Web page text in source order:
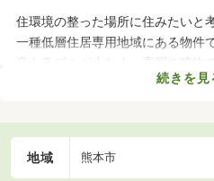
住環境の整った場所に住みたいと
一種低層住居専用地域にある物件
音トラブルが少なく、高層の建物
ことから、住環境に優れたエリア
も購入費用を抑えられる中古の一
続きを見
地域 熊本市